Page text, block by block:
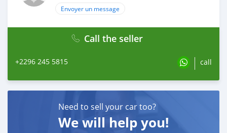
Envoyer un message
Call the seller
+2296 245 5815 call
Need to sell your car too?
We will help you!